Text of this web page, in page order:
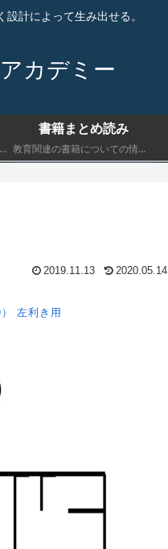
計によって生み出せる。
カデミー
子育てのノウハウです。 子育てにおいて最低限知っておくべきことを書きます。
書籍まとめ読み
教育関連の書籍についての情報です。 子育てにおいて最低限知っておくべきことを書きます。
2019.11.13 2020.05.14
左利き用